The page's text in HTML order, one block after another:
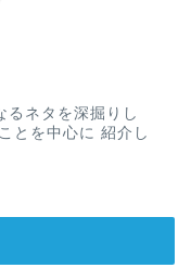
るネタを深掘りし
とを中心に 紹介し